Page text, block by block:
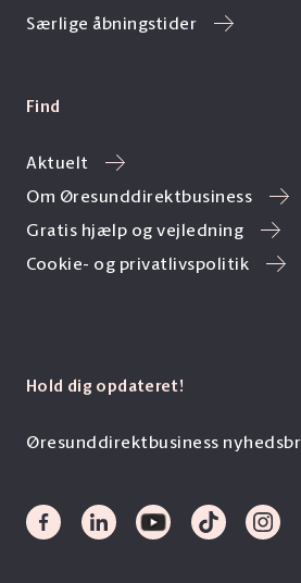
Særlige åbningstider
Find
Aktuelt
Om Øresunddirektbusiness
Gratis hjælp og vejledning
Cookie- og privatlivspolitik
Hold dig opdateret!
Øresunddirektbusiness